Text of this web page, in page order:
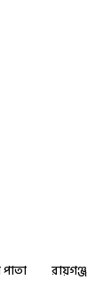
রায়গঞ্জ